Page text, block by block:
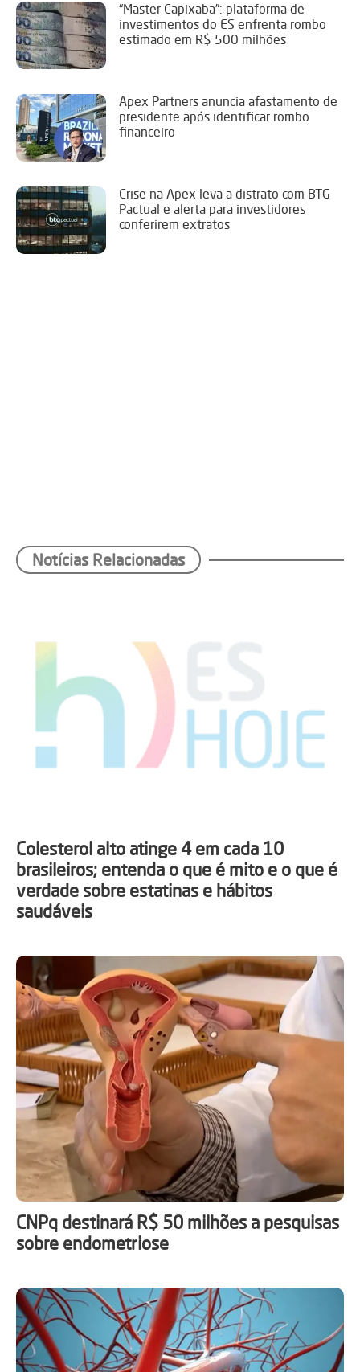
“Master Capixaba”: plataforma de
investimentos do ES enfrenta rombo
estimado em R$ 500 milhões
Apex Partners anuncia afastamento de
presidente após identificar rombo
financeiro
Crise na Apex leva a distrato com BTG
Pactual e alerta para investidores
conferirem extratos
Notícias Relacionadas
Colesterol alto atinge 4 em cada 10
brasileiros; entenda o que é mito e o que é
verdade sobre estatinas e hábitos
saudáveis
CNPq destinará R$ 50 milhões a pesquisas
sobre endometriose